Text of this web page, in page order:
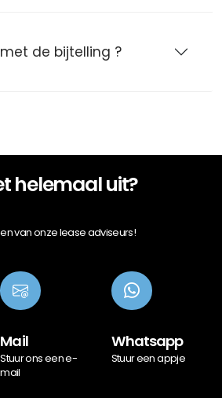
de bijtelling ?
helemaal uit?
van onze lease adviseurs!
Mail
Stuur ons een e-
mail
Whatsapp
Stuur een appje